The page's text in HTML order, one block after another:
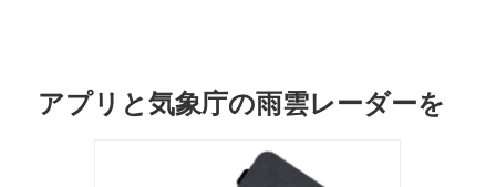
アプリと気象庁の雨雲レーダーを